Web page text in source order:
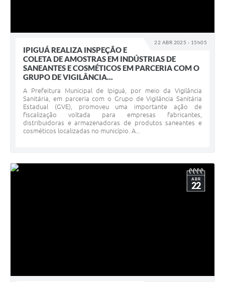
22 ABR 2025 - 15h05
IPIGUÁ REALIZA INSPEÇÃO E
COLETA DE AMOSTRAS EM INDÚSTRIAS DE
SANEANTES E COSMÉTICOS EM PARCERIA COM O
GRUPO DE VIGILÂNCIA...
A Prefeitura Municipal de Ipiguá, por meio da Vigilância
Sanitária, em parceria com o Grupo de Vigilância Sanitária
Estadual (GVE), promoveu uma importante ação de
fiscalização voltada para empresas fabricantes,
distribuidoras e armazenadoras de produtos saneantes e
cosméticos localizadas no município. A...
ABR
22